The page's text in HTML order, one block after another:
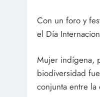
Con un foro y
el Día
Mujer indígena,
biodiversidad
conjunta entre